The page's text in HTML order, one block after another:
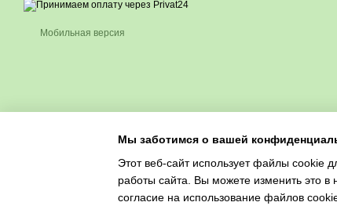
Мобильная версия
Мы заботимся о вашей
Этот веб-сайт использует файлы cookie
работы сайта. Вы можете изменить это в
согласие на использование файлов